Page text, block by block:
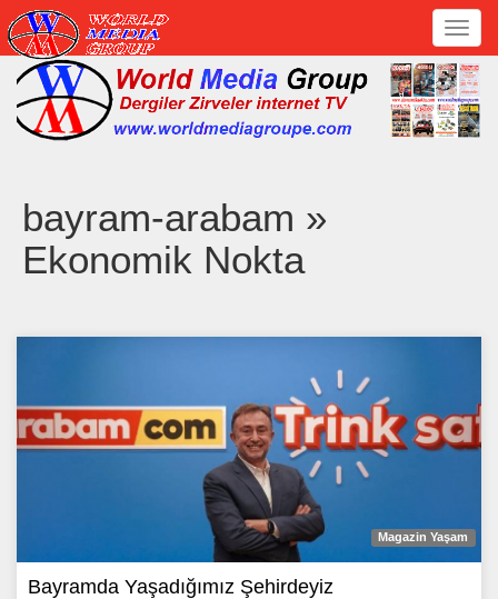
bayram-arabam »
Ekonomik Nokta
Magazin Yaşam
Bayramda Yaşadığımız Şehirdeyiz